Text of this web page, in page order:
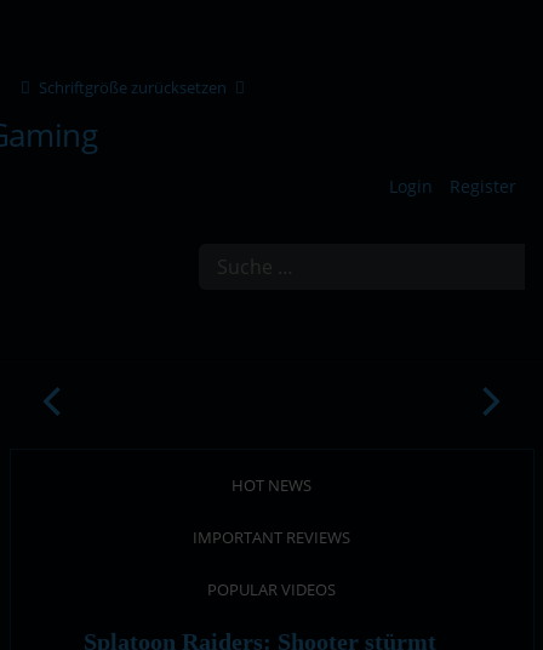
Schriftgröße zurücksetzen
Login Register
HOT NEWS
IMPORTANT REVIEWS
POPULAR VIDEOS
Splatoon Raiders: Shooter stürmt